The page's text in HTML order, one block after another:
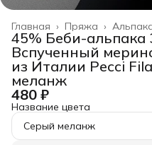
Пряжа ›
Главная ›
45% Беби-
Вспученный
из Италии Pecci
меланж
480 ₽
Название цвета
Серый меланж